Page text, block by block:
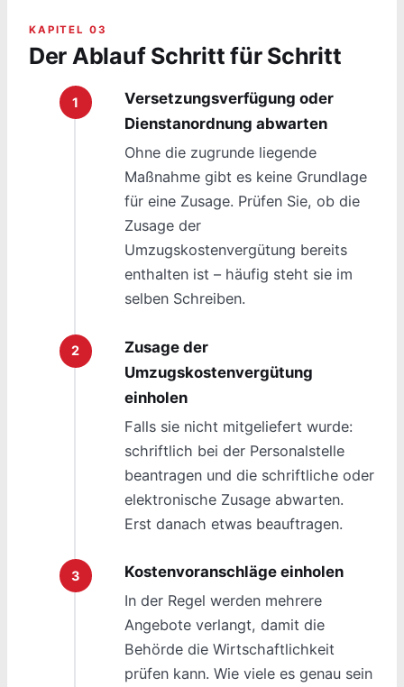
KAPITEL 03
Der Ablauf Schritt für Schritt
Versetzungsverfügung oder
Dienstanordnung abwarten
Ohne die zugrunde liegende
Maßnahme gibt es keine Grundlage
für eine Zusage. Prüfen Sie, ob die
Zusage der
Umzugskostenvergütung bereits
enthalten ist – häufig steht sie im
selben Schreiben.
Zusage der
Umzugskostenvergütung
einholen
Falls sie nicht mitgeliefert wurde:
schriftlich bei der Personalstelle
beantragen und die schriftliche oder
elektronische Zusage abwarten.
Erst danach etwas beauftragen.
Kostenvoranschläge einholen
In der Regel werden mehrere
Angebote verlangt, damit die
Behörde die Wirtschaftlichkeit
prüfen kann. Wie viele es genau sein